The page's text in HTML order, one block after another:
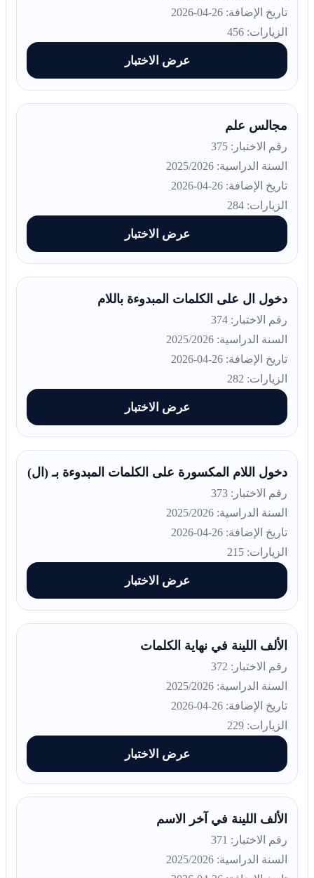
تاريخ الإضافة: 26-04-2026
الزيارات: 456
عرض الاختبار
مجالس علم
رقم الاختبار: 375
السنة الدراسية: 2025/2026
تاريخ الإضافة: 26-04-2026
الزيارات: 284
عرض الاختبار
دخول ال على الكلمات المبدوءة باللام
رقم الاختبار: 374
السنة الدراسية: 2025/2026
تاريخ الإضافة: 26-04-2026
الزيارات: 282
عرض الاختبار
دخول اللام المكسورة على الكلمات المبدوءة بـ (ال)
رقم الاختبار: 373
السنة الدراسية: 2025/2026
تاريخ الإضافة: 26-04-2026
الزيارات: 215
عرض الاختبار
الألف اللينة في نهاية الكلمات
رقم الاختبار: 372
السنة الدراسية: 2025/2026
تاريخ الإضافة: 26-04-2026
الزيارات: 229
عرض الاختبار
الألف اللينة في آخر الاسم
رقم الاختبار: 371
السنة الدراسية: 2025/2026